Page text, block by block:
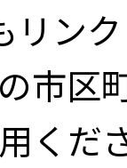
リン
市区
くだ